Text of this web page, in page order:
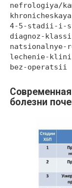
nefrologiya/
4-5-stadii-i-
diagnoz-
natsionalnye-
lechenie-
bez-operatsii
болезни